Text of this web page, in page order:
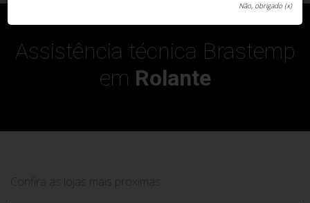
Assistência técnica Brastemp
em Rolante
Confira as lojas mais próximas:
Não, obrigado (x)